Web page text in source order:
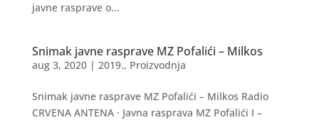
javne rasprave o...
Snimak javne rasprave MZ Pofalići – Milkos
aug 3, 2020| 2019., Proizvodnja
Snimak javne rasprave MZ Pofalići – Milkos Radio
CRVENA ANTENA · Javna rasprava MZ Pofalići I –